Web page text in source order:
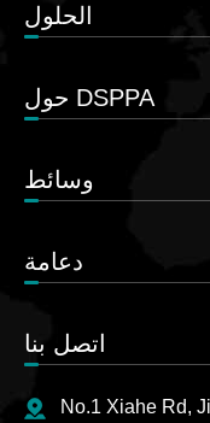
الحلول
حول DSPPA
وسائط
دعامة
اتصل بنا
No.1 Xiahe Rd,